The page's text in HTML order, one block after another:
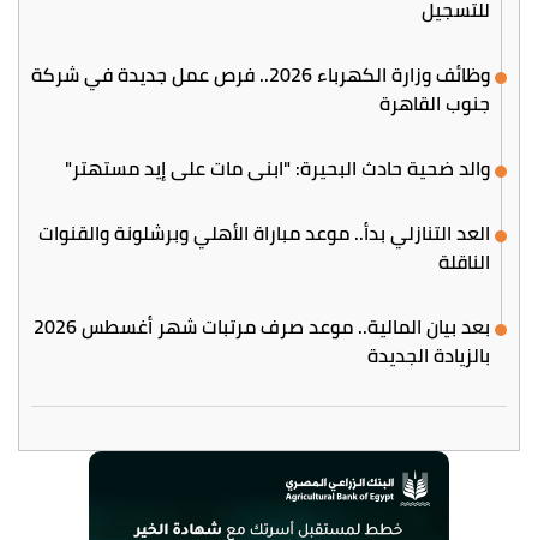
للتسجيل
وظائف وزارة الكهرباء 2026.. فرص عمل جديدة في شركة
جنوب القاهرة
والد ضحية حادث البحيرة: "ابني مات على إيد مستهتر"
العد التنازلي بدأ.. موعد مباراة الأهلي وبرشلونة والقنوات
الناقلة
بعد بيان المالية.. موعد صرف مرتبات شهر أغسطس 2026
بالزيادة الجديدة